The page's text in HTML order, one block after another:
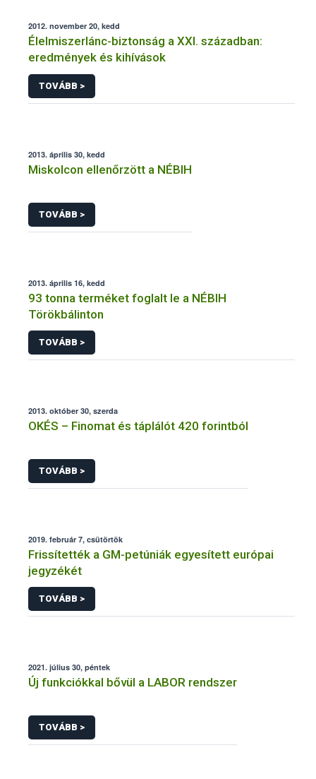
2012. november 20, kedd
Élelmiszerlánc-biztonság a XXI. században:
eredmények és kihívások
TOVÁBB >
2013. április 30, kedd
Miskolcon ellenőrzött a NÉBIH
TOVÁBB >
2013. április 16, kedd
93 tonna terméket foglalt le a NÉBIH
Törökbálinton
TOVÁBB >
2013. október 30, szerda
OKÉS – Finomat és táplálót 420 forintból
TOVÁBB >
2019. február 7, csütörtök
Frissítették a GM-petúniák egyesített európai
jegyzékét
TOVÁBB >
2021. július 30, péntek
Új funkciókkal bővül a LABOR rendszer
TOVÁBB >